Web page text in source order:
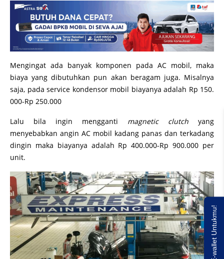
Mengingat ada banyak komponen pada AC mobil, maka
biaya yang dibutuhkan pun akan beragam juga. Misalnya
saja, pada service kondensor mobil biayanya adalah Rp 150.
000-Rp 250.000
Lalu bila ingin mengganti magnetic clutch yang
menyebabkan angin AC mobil kadang panas dan terkadang
dingin maka biayanya adalah Rp 400.000-Rp 900.000 per
unit.
Saldo E-wallet Untukmu!